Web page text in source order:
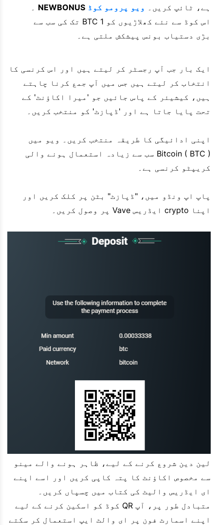
ہے، ٹائپ کریں۔ ویو پرومو کوڈ NEWBONUS
اس کوڈ سے نئے کھلاڑیوں کو 1 BTC تک کی سب سے
بڑی دستیاب بونس پیشکش ملتی ہے۔
ایک بار جب آپ رجسٹر کر لیتے ہیں اور اس کرنسی کا
انتخاب کر لیتے ہیں جس میں آپ جمع کرنا چاہتے
ہیں، کیشیئر کے پاس جائیں جو 'میرا اکاؤنٹ' کے
تحت پایا جاتا ہے اور 'ڈپازٹ' کو منتخب کریں۔
اپنی ادائیگی کا طریقہ منتخب کریں۔ ویو میں
Bitcoin ( BTC ) سب سے زیادہ استعمال ہونے والی
کریپٹو کرنسی ہے۔
پاپ اپ ونڈو میں، "ڈپازٹ" بٹن پر کلک کریں اور
اپنا crypto ایڈریس Vave پر وصول کریں۔
لین دین شروع کرنے کے لیے، ظاہر ہونے والے مینو
سے مخصوص اکاؤنٹ کا پتہ کاپی کریں اور اسے اپنے
ای ایڈریس والیٹ کی کتاب میں چسپاں کریں۔
متبادل طور پر، آپ QR کوڈ کو اسکین کرنے کے لیے
اپنے اسمارٹ فون پر ای والٹ ایپ استعمال کر سکتے